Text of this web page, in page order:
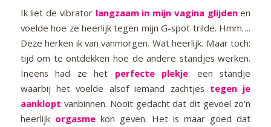
Ik liet de vibrator langzaam in mijn vagina glijdenen
voelde hoe ze heerlijk tegen mijn G-spot trilde. Hmm….
Deze herken ik van vanmorgen. Wat heerlijk. Maar toch:
tijd om te ontdekken hoe de andere standjes werken.
Ineens had ze het perfecte plekje: een standje
waarbij het voelde alsof iemand zachtjes tegen je
aanklopt vanbinnen. Nooit gedacht dat dit gevoel zo’n
heerlijk orgasmekon geven. Het is maar goed dat